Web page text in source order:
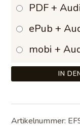
PDF +
ePub +
mobi +
IN
Artikelnummer: